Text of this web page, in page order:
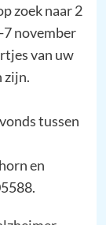
zoek naar 2
7 november
van uw
zijn.
tussen
en